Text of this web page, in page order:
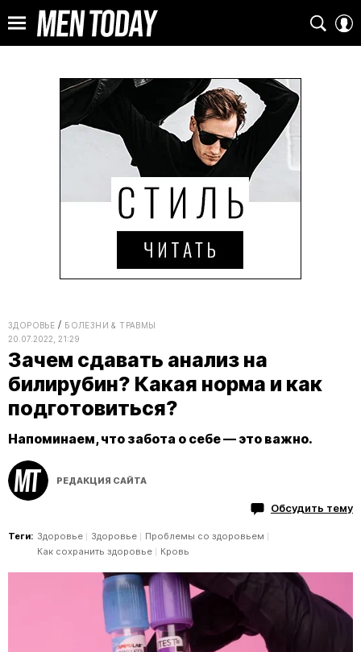
ЗДОРОВЬЕ
БОЛЕЗНИ & ТРАВМЫ
20.07.2022, 21:29
Зачем сдавать анализ на
билирубин? Какая норма и как
подготовиться?
Напоминаем, что забота о себе — это важно.
РЕДАКЦИЯ САЙТА
Обсудить тему
Теги: Здоровье Здоровье
Проблемы со здоровьем
Как сохранить здоровье
Кровь